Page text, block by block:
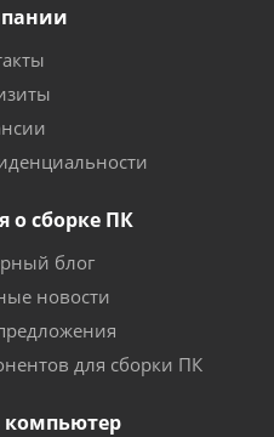
сборке ПК
блог
новости
для сборки ПК
компьютер